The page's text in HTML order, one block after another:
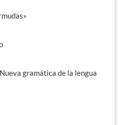
gramática de la lengua